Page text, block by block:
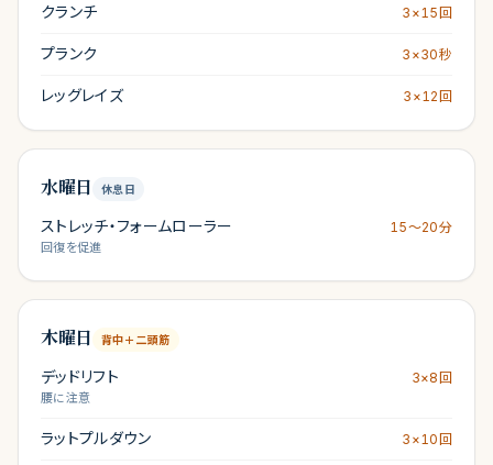
クランチ 3×15回
プランク 3×30秒
レッグレイズ 3×12回
水曜日 休息日
ストレッチ・フォームローラー
回復を促進
15〜20分
木曜日 背中＋二頭筋
デッドリフト
腰に注意
3×8回
ラットプルダウン 3×10回